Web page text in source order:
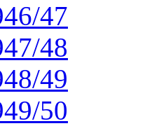
47
48
49
50